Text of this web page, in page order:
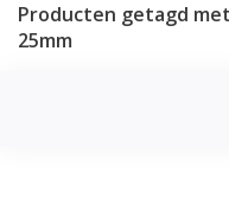
Producten getagd
25mm